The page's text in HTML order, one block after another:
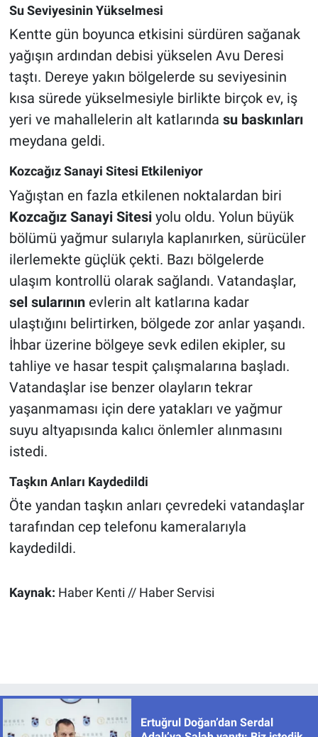
Su Seviyesinin Yükselmesi
Kentte gün boyunca etkisini sürdüren sağanak
yağışın ardından debisi yükselen Avu Deresi
taştı. Dereye yakın bölgelerde su seviyesinin
kısa sürede yükselmesiyle birlikte birçok ev, iş
yeri ve mahallelerin alt katlarında su baskınları
meydana geldi.
Kozcağız Sanayi Sitesi Etkileniyor
Yağıştan en fazla etkilenen noktalardan biri
Kozcağız Sanayi Sitesiyolu oldu. Yolun büyük
bölümü yağmur sularıyla kaplanırken, sürücüler
ilerlemekte güçlük çekti. Bazı bölgelerde
ulaşım kontrollü olarak sağlandı. Vatandaşlar,
sel sularınınevlerin alt katlarına kadar
ulaştığını belirtirken, bölgede zor anlar yaşandı.
İhbar üzerine bölgeye sevk edilen ekipler, su
tahliye ve hasar tespit çalışmalarına başladı.
Vatandaşlar ise benzer olayların tekrar
yaşanmaması için dere yatakları ve yağmur
suyu altyapısında kalıcı önlemler alınmasını
istedi.
Taşkın Anları Kaydedildi
Öte yandan taşkın anları çevredeki vatandaşlar
tarafından cep telefonu kameralarıyla
kaydedildi.
Kaynak: Haber Kenti // Haber Servisi
Ertuğrul Doğan’dan Serdal